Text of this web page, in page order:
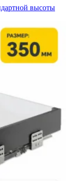
высоты